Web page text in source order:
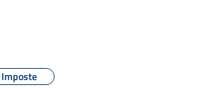
Imposte